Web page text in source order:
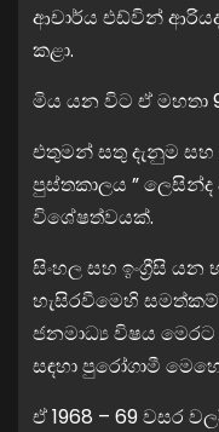
ආචාර්ය එඩ්වින්
කළා.
මිය යන විට ඒ මහතා
එතුමන් සතු දැනුම
පුස්තකාලය ”
විශේෂත්වයක්.
සිංහල සහ ඉංග්‍රීසි යන
හැසිරවීමෙහි සමත්කම්
ජනමාධ්‍ය විෂය මෙරට
සඳහා පුරෝගාමී
ඒ 1968 – 69 වසර